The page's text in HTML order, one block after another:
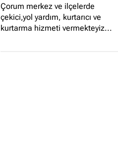
Çorum merkez ve ilçelerde
çekici,yol yardım, kurtarıcı ve
kurtarma hizmeti vermekteyiz...